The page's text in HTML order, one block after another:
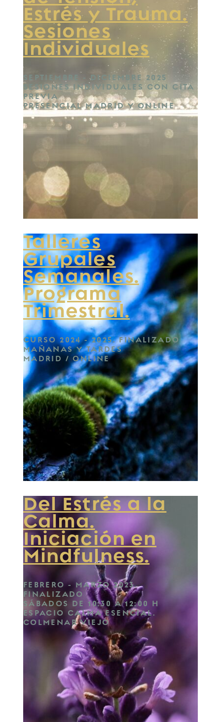
Estrés y Trauma.
Sesiones
Individuales
SEPTIEMBRE - DICIEMBRE 2025
SESIONES INDIVIDUALES CON CITA
PREVIA
PRESENCIAL MADRID Y ONLINE
Talleres
Grupales
Semanales.
Programa
Trimestral.
CURSO 2024 - 2025. FINALIZADO
MAÑANAS Y TARDES
MADRID / ONLINE
Del Estrés a la
Calma.
Iniciación en
Mindfulness.
FEBRERO - MARZO 2023.
FINALIZADO
SÁBADOS DE 10:30 A 12:00 H
ESPACIO CALMA ESENCIAL.
COLMENAR VIEJO